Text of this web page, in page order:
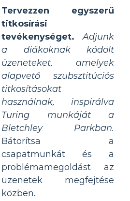
Tervezzen egyszerű
titkosírási
tevékenységet.
Adjunk
a diákoknak kódolt
üzeneteket, amelyek
alapvető szubsztitúciós
titkosításokat
használnak, inspirálva
Turing munkáját a
Bletchley Parkban.
Bátorítsa a
csapatmunkát és a
problémamegoldást az
üzenetek megfejtése
közben.